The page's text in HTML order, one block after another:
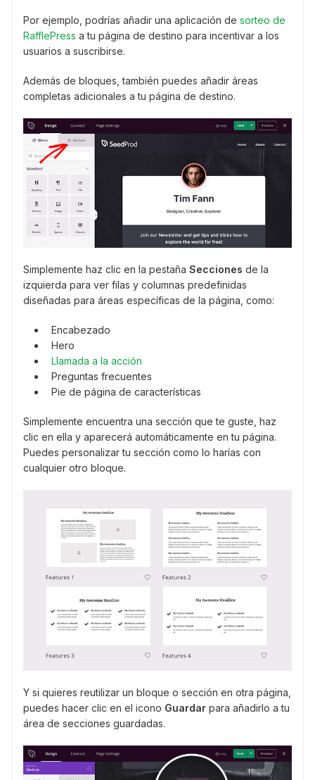
Por ejemplo, podrías añadir una aplicación de sorteo de
RafflePress a tu página de destino para incentivar a los
usuarios a suscribirse.
Además de bloques, también puedes añadir áreas
completas adicionales a tu página de destino.
Simplemente haz clic en la pestaña Secciones de la
izquierda para ver filas y columnas predefinidas
diseñadas para áreas específicas de la página, como:
Encabezado
Hero
Llamada a la acción
Preguntas frecuentes
Pie de página de características
Simplemente encuentra una sección que te guste, haz
clic en ella y aparecerá automáticamente en tu página.
Puedes personalizar tu sección como lo harías con
cualquier otro bloque.
Y si quieres reutilizar un bloque o sección en otra página,
puedes hacer clic en el icono Guardar para añadirlo a tu
área de secciones guardadas.